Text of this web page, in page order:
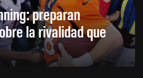
preparan
la rivalidad que